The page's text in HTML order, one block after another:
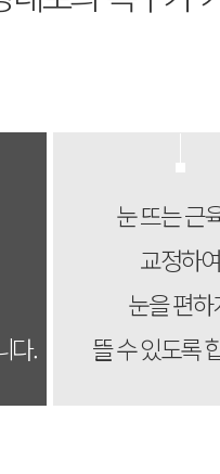
다.
눈 뜨는 근
교정하여
눈을 편하
뜰 수 있도록